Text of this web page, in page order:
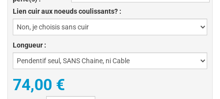
Lien cuir aux noeuds coulissants? :
Longueur :
74,00 €